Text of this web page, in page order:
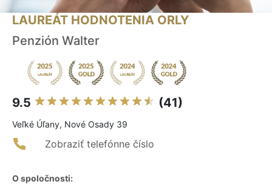
LAUREÁT HODNOTENIA ORLY
Penzión Walter
9.5 (41)
Veľké Úľany, Nové Osady 39
Zobraziť telefónne číslo
O spoločnosti: